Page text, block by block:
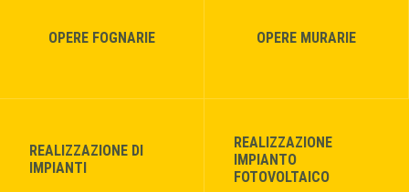
OPERE FOGNARIE OPERE MURARIE
REALIZZAZIONE DI
IMPIANTI
REALIZZAZIONE
IMPIANTO
FOTOVOLTAICO